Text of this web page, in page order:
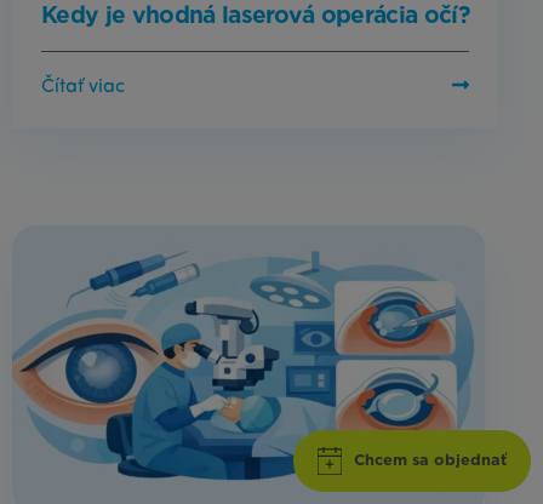
Kedy je vhodná laserová operácia očí?
Čítať viac
Chcem sa objednať